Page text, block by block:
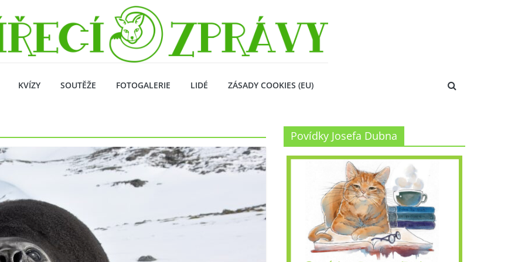
KVÍZY SOUTĚŽE FOTOGALERIE LIDÉ ZÁSADY COOKIES (EU)
Povídky Josefa Dubna